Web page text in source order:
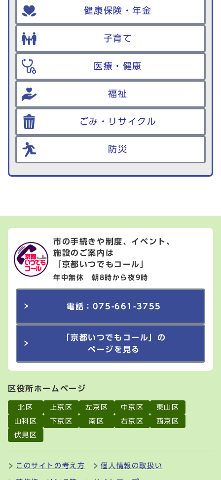
健康保険・年金
子育て
医療・健康
福祉
ごみ・リサイクル
防災
市の手続きや制度、イベント、
施設のご案内は
「京都いつでもコール」
年中無休 朝8時から夜9時
電話：075-661-3755
「京都いつでもコール」の
ページを見る
区役所ホームページ
北区 上京区 左京区 中京区
東山区
山科区
下京区 南区 右京区
西京区
伏見区
このサイトの考え方 個人情報の取扱い